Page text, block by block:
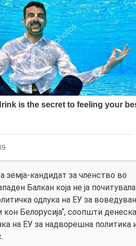
земја-кандидат за членство во
Балкан која не ја почитувала
одлука на ЕУ за
Белорусија“, соопшти денеска
на ЕУ за надворешна политика